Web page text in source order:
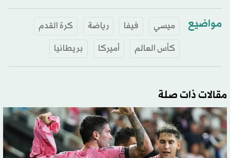
مواضيع ميسي فيفا رياضة
كرة القدم
كأس العالم
أميركا بريطانيا
مقالات ذات صلة